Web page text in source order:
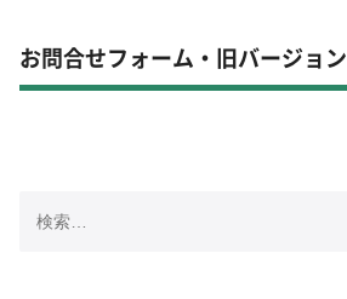
お問合せフォーム・旧バージョン
索: